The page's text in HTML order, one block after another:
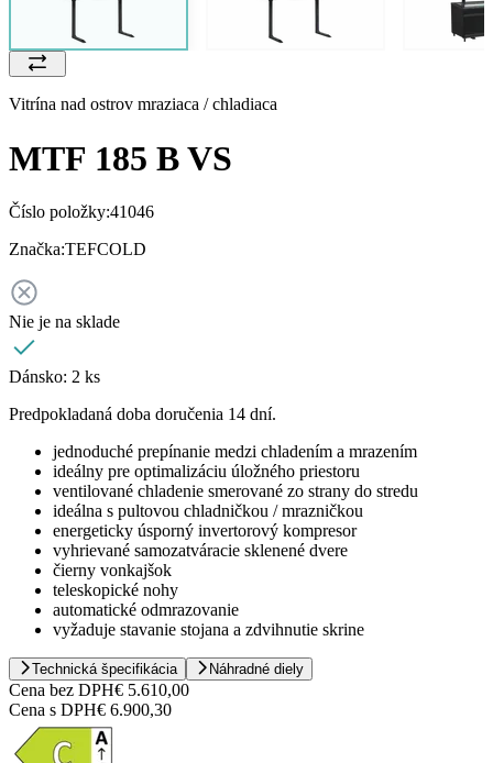
Vitrína nad ostrov mraziaca / chladiaca
MTF 185 B VS
Číslo položky:41046
Značka:TEFCOLD
Nie je na sklade
Dánsko: 2 ks
Predpokladaná doba doručenia 14 dní.
jednoduché prepínanie medzi chladením a mrazením
ideálny pre optimalizáciu úložného priestoru
ventilované chladenie smerované zo strany do stredu
ideálna s pultovou chladničkou / mrazničkou
energeticky úsporný invertorový kompresor
vyhrievané samozatváracie sklenené dvere
čierny vonkajšok
teleskopické nohy
automatické odmrazovanie
vyžaduje stavanie stojana a zdvihnutie skrine
Technická špecifikácia Náhradné diely
Cena bez DPH€ 5.610,00
Cena s DPH€ 6.900,30